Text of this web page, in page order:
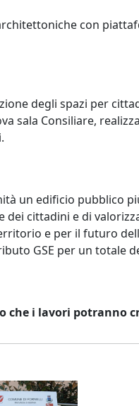
con
degli spazi per
sala Consiliare,
un edificio pubblico
dei cittadini e di
e per il futuro
GSE per un totale
che i lavori potranno